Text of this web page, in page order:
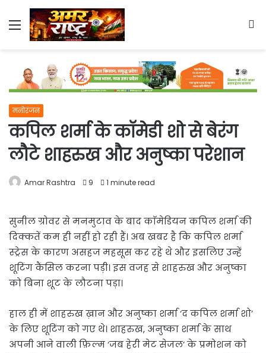
Menu
मनोरंजन
कपिल शर्मा के काॅमेडी शो से बेरंग
लौटे शाहरुख और अनुष्का परेशान
Amar Rashtra 9 1 minute read
सुनील ग्रोवर से मनमुटाव के बाद काॅमेडियन कपिल शर्मा की
दिक्कतें कम ही नहीं हो रही हैं। अब खबर है कि कपिल शर्मा
स्ट्रेस के कारण असहज महसूस कर रहे थे और इसलिए उन्हें
शूटिंग कैंसिल करना पड़ी। इस वजह से शाहरुख और अनुष्का
को बिना शूट के लौटना पड़ा।
हाल ही में शाहरुख ख़ान और अनुष्का शर्मा ‘द कपिल शर्मा शो’
के लिए शूटिंग को गए थे। शाहरुख, अनुष्का शर्मा के साथ
अपनी आने वाली फ़िल्म ‘जब हेरी मेट सेजल’ के प्रमोशन को